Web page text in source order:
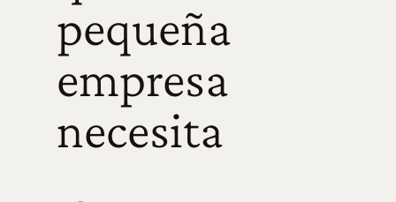
pequeña
empresa
necesita